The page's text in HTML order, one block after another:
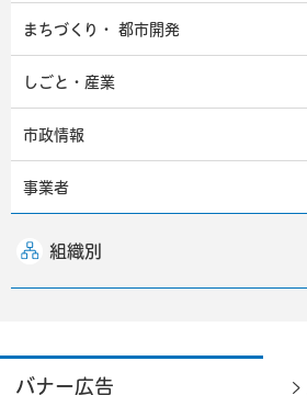
まちづくり・ 都市開発
しごと・産業
市政情報
事業者
組織別
バナー広告